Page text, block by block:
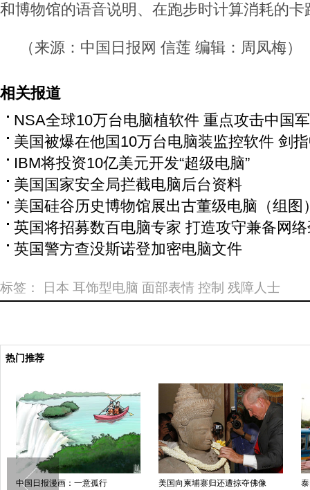
和博物馆的语音说明、在跑步时计算消耗的卡
（来源：中国日报网 信莲 编辑：周凤梅）
相关报道
NSA全球10万台电脑植软件 重点攻击中国
美国被爆在他国10万台电脑装监控软件 剑
IBM将投资10亿美元开发“超级电脑”
美国国家安全局拦截电脑后台资料
美国硅谷历史博物馆展出古董级电脑（组图
英国将招募数百电脑专家 打造攻守兼备网
英国警方查没斯诺登加密电脑文件
标签： 日本 耳饰型电脑 面部表情 控制 残障人士
热门推荐
中国日报漫画：一意孤行 美国向柬埔寨归还遭掠夺佛像